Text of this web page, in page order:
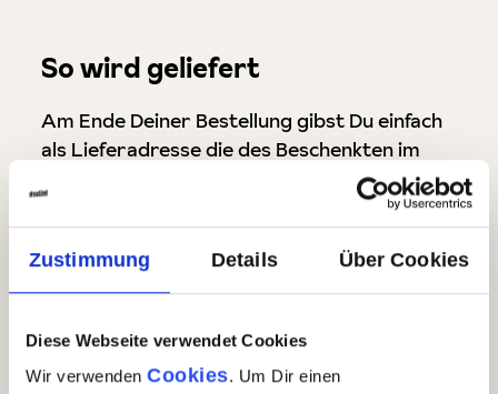
Zustimmung Details Über Cookies
Diese Webseite verwendet Cookies
Wir verwenden Cookies. Um Dir einen
So wird geliefert
Am Ende Deiner Bestellung gibst Du einfach
als Lieferadresse die des Beschenkten im
Warenkorb ein. Ein Aufkleber auf dem Paket
wird dem Empfänger bei der Zustellung
verraten, dass es sich um ein Geschenk
handelt. Die Rechnung geht natürlich ganz
diskret per E-Mail nur an Dich.